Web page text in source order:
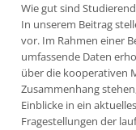
Wie gut sind
In unserem Beitrag
vor. Im Rahmen einer
umfassende Daten
über die kooperativen
Zusammenhang
Einblicke in ein
Fragestellungen der